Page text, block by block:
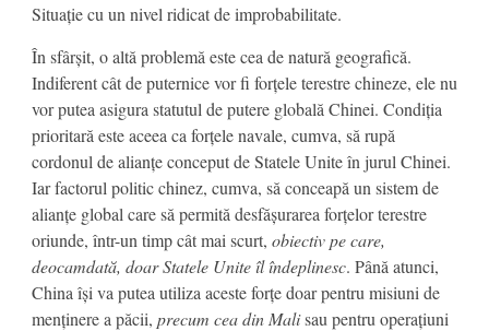
Situație cu un nivel ridicat de improbabilitate.
În sfârșit, o altă problemă este cea de natură geografică.
Indiferent cât de puternice vor fi forțele terestre chineze, ele nu
vor putea asigura statutul de putere globală Chinei. Condiția
prioritară este aceea ca forțele navale, cumva, să rupă
cordonul de alianțe conceput de Statele Unite în jurul Chinei.
Iar factorul politic chinez, cumva, să conceapă un sistem de
alianțe global care să permită desfășurarea forțelor terestre
oriunde, într-un timp cât mai scurt, obiectiv pe care,
deocamdată, doar Statele Unite îl îndeplinesc. Până atunci,
China își va putea utiliza aceste forțe doar pentru misiuni de
menținere a păcii, precum cea din Malisau pentru operațiuni